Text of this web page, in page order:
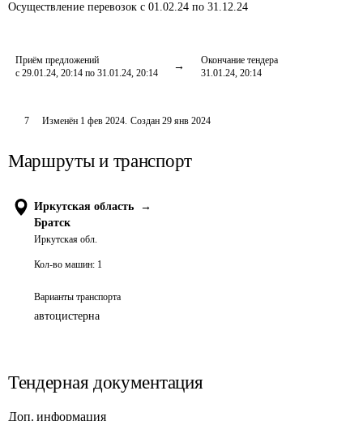
Осуществление перевозок с 01.02.24 по 31.12.24
Приём предложений
с 29.01.24, 20:14 по 31.01.24, 20:14
Окончание тендера
31.01.24, 20:14
7 Изменён 1 фев 2024. Создан 29 янв 2024
Маршруты и транспорт
Иркутская область
→
Братск
Иркутская обл.
Кол-во машин: 1
Варианты транспорта
автоцистерна
Тендерная документация
Доп. информация